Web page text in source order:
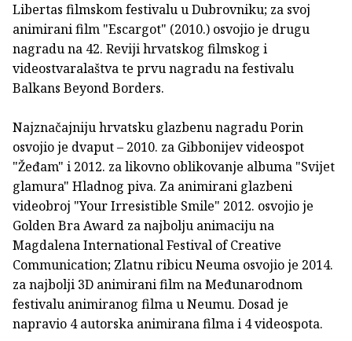
Libertas filmskom festivalu u Dubrovniku; za svoj
animirani film "Escargot" (2010.) osvojio je drugu
nagradu na 42. Reviji hrvatskog filmskog i
videostvaralaštva te prvu nagradu na festivalu
Balkans Beyond Borders.
Najznačajniju hrvatsku glazbenu nagradu Porin
osvojio je dvaput – 2010. za Gibbonijev videospot
"Žeđam" i 2012. za likovno oblikovanje albuma "Svijet
glamura" Hladnog piva. Za animirani glazbeni
videobroj "Your Irresistible Smile" 2012. osvojio je
Golden Bra Award za najbolju animaciju na
Magdalena International Festival of Creative
Communication; Zlatnu ribicu Neuma osvojio je 2014.
za najbolji 3D animirani film na Međunarodnom
festivalu animiranog filma u Neumu. Dosad je
napravio 4 autorska animirana filma i 4 videospota.